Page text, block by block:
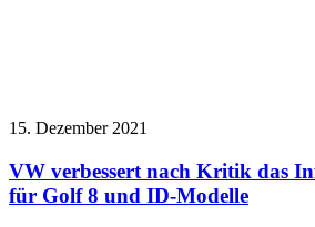
15. Dezember 2021
VW verbessert nach Kritik das
für Golf 8 und ID-Modelle